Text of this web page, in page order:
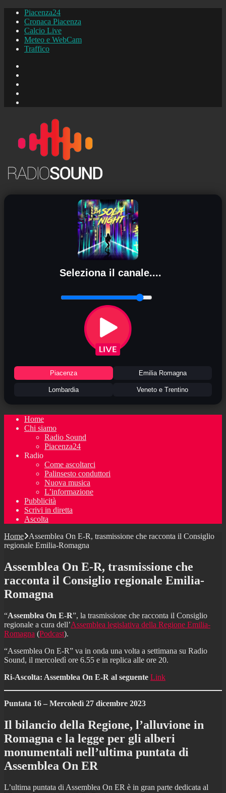
Piacenza24
Cronaca Piacenza
Calcio Live
Meteo e WebCam
Traffico
Seleziona il canale....
Piacenza Emilia Romagna
Lombardia Veneto e Trentino
Home
Chi siamo
Radio Sound
Piacenza24
Radio
Come ascoltarci
Palinsesto conduttori
Nuova musica
L’informazione
Pubblicità
Scrivi in diretta
Ascolta
Home
Assemblea On E-R, trasmissione che racconta il Consiglio
regionale Emilia-Romagna
Assemblea On E-R, trasmissione che
racconta il Consiglio regionale Emilia-
Romagna
“Assemblea On E-R”, la trasmissione che racconta il Consiglio
regionale a cura dell’Assemblea legislativa della Regione Emilia-
Romagna (Podcast).
“Assemblea On E-R” va in onda una volta a settimana su Radio
Sound, il mercoledì ore 6.55 e in replica alle ore 20.
Ri-Ascolta: Assemblea On E-R al seguente Link
Puntata 16 – Mercoledì 27 dicembre 2023
Il bilancio della Regione, l’alluvione in
Romagna e la legge per gli alberi
monumentali nell’ultima puntata di
Assemblea On ER
L’ultima puntata di Assemblea On ER è in gran parte dedicata al